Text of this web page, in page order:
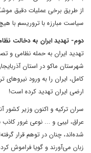
از طریق برخی عملیات دقیق
سیاست مبارزه با تروریسم با
دوم- تهدید ایران به دخالت
تهدید ایران به حمله نظامی و
شهرستان ماکو در استان
کامل، ایران را به ورود
ارضی ایران تهدید کرده است!
سران ترکیه و اکنون وزیر کشور
عراق، لیبی و ... نوعی غرور
شده‌اند، چنان در توهم قرار
زبان می‌آورند و گویا فراموش